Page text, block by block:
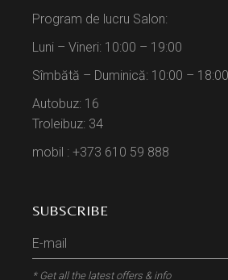
Program de lucru Salon:
Luni – Vineri: 10:00 – 19:00
Sîmbătă – Duminică: 10:00 – 18:00
Autobuz: 16
Troleibuz: 34
mobil : +373 610 59 888
SUBSCRIBE
* Get all the latest offers & info